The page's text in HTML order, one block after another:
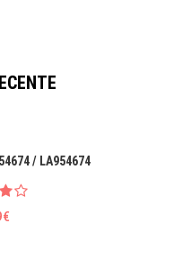
/ LA954674